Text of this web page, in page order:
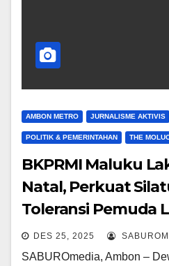
AMBON METRO JURNALISME AKTIVIS
POLITIK & PEMERINTAHAN THE
BKPRMI Maluku
Natal, Perkuat
Toleransi Pemuda
DES 25, 2025
SABUROmedia, Ambon –